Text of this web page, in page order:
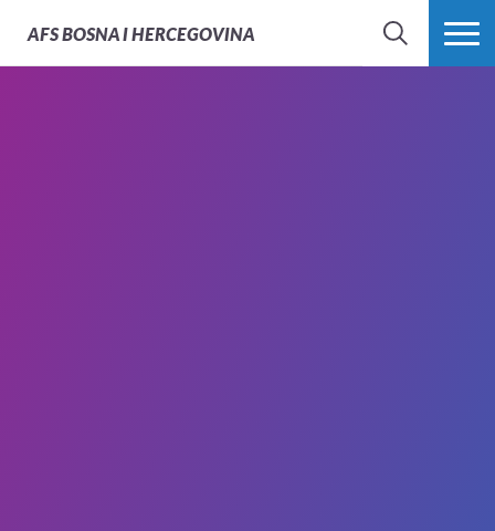
AFSBOSNA I HERCEGOVINA
PRETRAŽI PROŠIRI